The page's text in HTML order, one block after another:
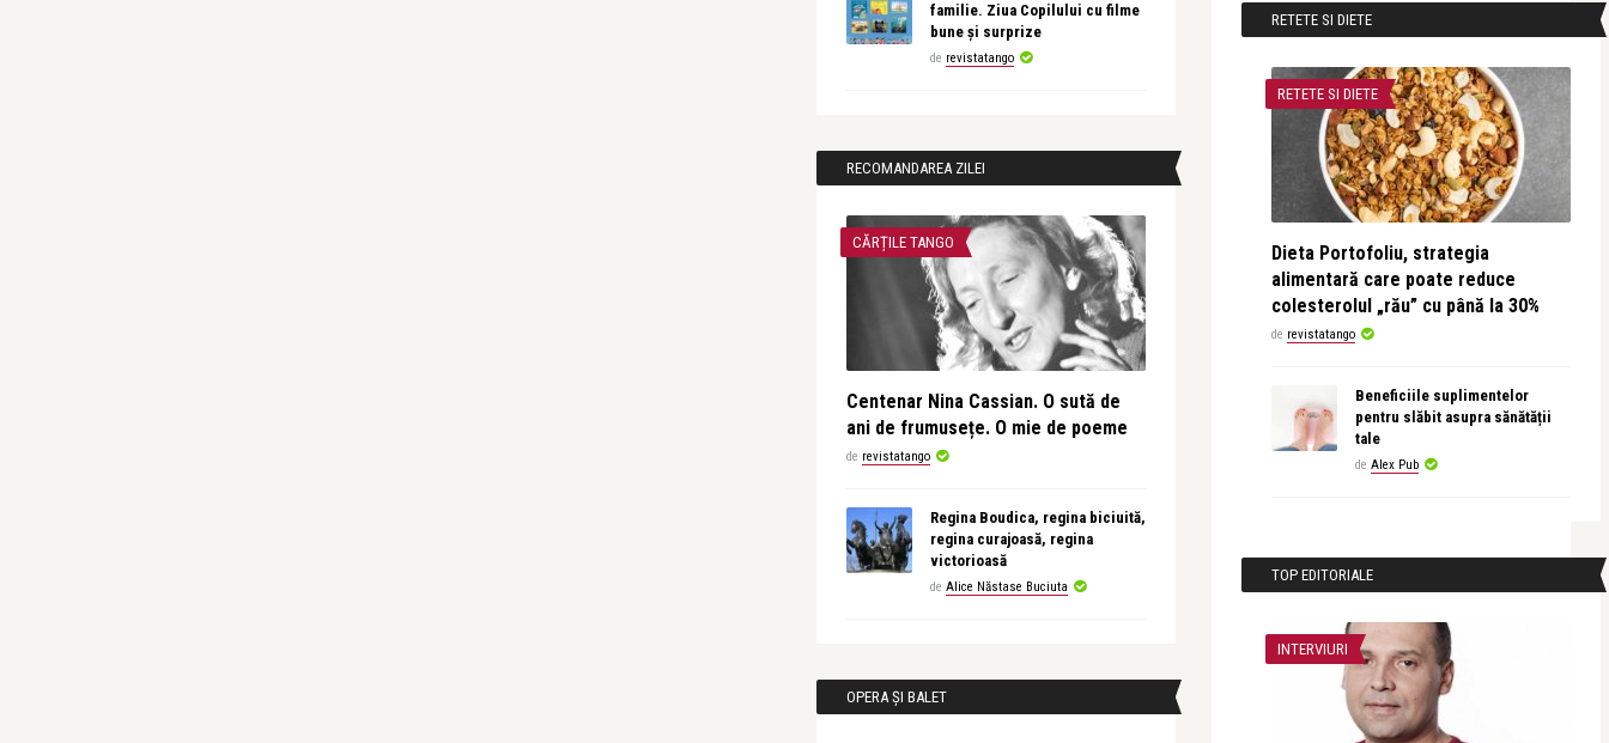
familie. Ziua Copilului cu filme
bune și surprize
de revistatango
RECOMANDAREA ZILEI
CĂRȚILE TANGO
Centenar Nina Cassian. O sută de
ani de frumusețe. O mie de poeme
de revistatango
Regina Boudica, regina biciuită,
regina curajoasă, regina
victorioasă
de Alice Năstase Buciuta
OPERA ȘI BALET
RETETE SI DIETE
RETETE SI DIETE
Dieta Portofoliu, strategia
alimentară care poate reduce
colesterolul „rău” cu până la 30%
de revistatango
Beneficiile suplimentelor
pentru slăbit asupra sănătății
tale
de Alex Pub
TOP EDITORIALE
INTERVIURI